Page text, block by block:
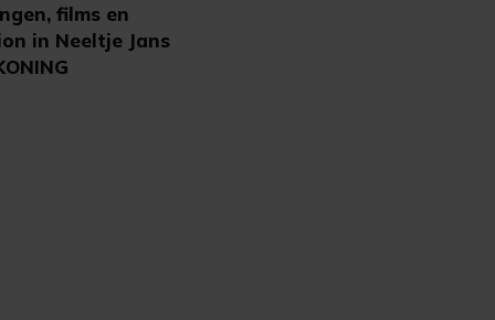
films en
in Neeltje Jans